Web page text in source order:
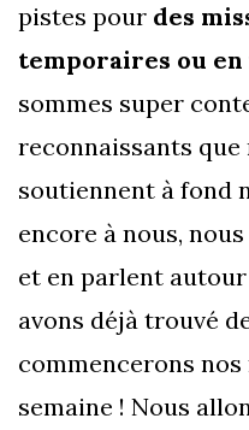
pistes pour des
temporaires ou
sommes super
reconnaissants que
soutiennent à fond
encore à nous,
et en parlent autour
avons déjà trouvé
commencerons nos
semaine ! Nous